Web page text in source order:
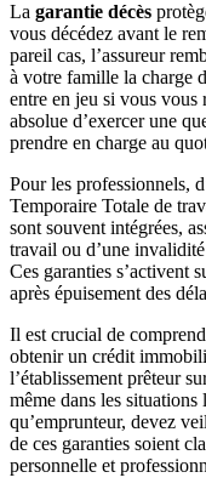
La garantie décès
vous décédez avant le
pareil cas, l’assureur
à votre famille la charge
entre en jeu si vous vous
absolue d’exercer une
prendre en charge au
Pour les professionnels,
Temporaire Totale de
sont souvent intégrées,
travail ou d’une
Ces garanties s’activent
après épuisement des
Il est crucial de
obtenir un crédit
l’établissement prêteur
même dans les
qu’emprunteur, devez
de ces garanties soient
personnelle et